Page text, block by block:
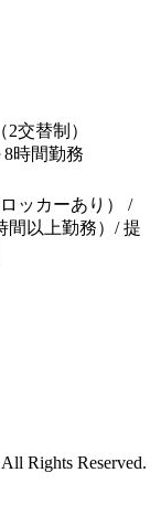
交替制）
時間勤務
ッカーあり） /
間以上勤務）/ 提
All Rights Reserved.